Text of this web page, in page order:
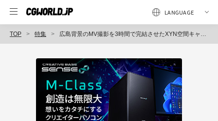
TOP 特集 広島背景のMV撮影を3時間で完結させたXYN空間キャプチャ×バーチャルプロダクション｜Ooochie Koochie「ショーラー」MV